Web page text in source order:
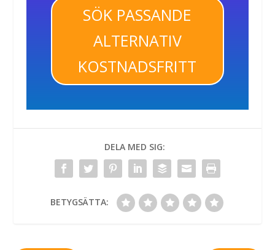
SÖK PASSANDE
ALTERNATIV
KOSTNADSFRITT
DELA MED SIG:
BETYGSÄTTA: